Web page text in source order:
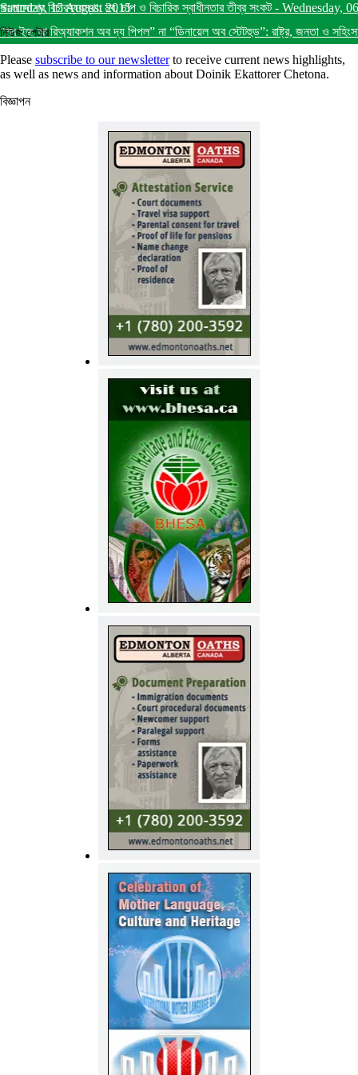
Saturday, 15 August 2015
বাংলাদেশের বিচারব্যবস্থা: মব, চাপ ও বিচারিক স্বাধীনতার তীব্র সংকট- Wednesday,
“মব ইজ আ রিঅ্যাকশন অব দ্য পিপল” না “ডিনায়েল অব স্টেটহুড”: রাষ্ট্র, জনতা ও
নিউজ লেটার
Please subscribe to our newsletterto receive current news highlights,
as well as news and information about Doinik Ekattorer Chetona.
বিজ্ঞাপন